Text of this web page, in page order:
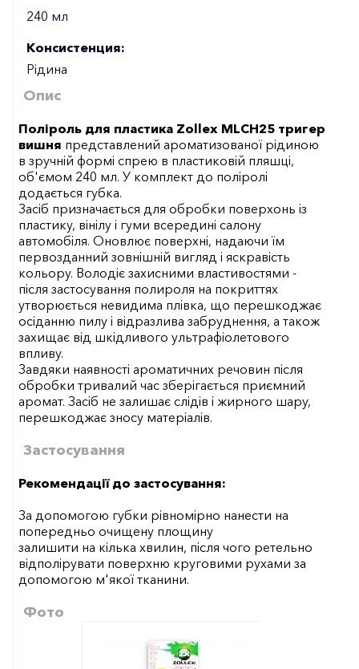
240 мл
Консистенция:
Рідина
Опис
Поліроль для пластика Zollex MLCH25 тригер
вишня представлений ароматизованої рідиною
в зручній формі спрею в пластиковій пляшці,
об'ємом 240 мл. У комплект до поліролі
додається губка.
Засіб призначається для обробки поверхонь із
пластику, вінілу і гуми всередині салону
автомобіля. Оновлює поверхні, надаючи їм
первозданний зовнішній вигляд і яскравість
кольору. Володіє захисними властивостями -
після застосування полироля на покриттях
утворюється невидима плівка, що перешкоджає
осіданню пилу і відразлива забруднення, а також
захищає від шкідливого ультрафіолетового
впливу.
Завдяки наявності ароматичних речовин після
обробки тривалий час зберігається приємний
аромат. Засіб не залишає слідів і жирного шару,
перешкоджає зносу матеріалів.
Застосування
Рекомендації до застосування:
За допомогою губки рівномірно нанести на
попередньо очищену площину
залишити на кілька хвилин, після чого ретельно
відполірувати поверхню круговими рухами за
допомогою м'якої тканини.
Фото